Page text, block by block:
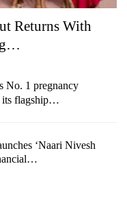
Returns With
No. 1 pregnancy
its flagship…
‘Naari Nivesh